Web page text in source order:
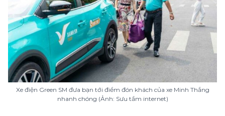
Xe điện Green SM đưa bạn tới điểm đón khách của xe Minh Thắng
nhanh chóng (Ảnh: Sưu tầm internet)